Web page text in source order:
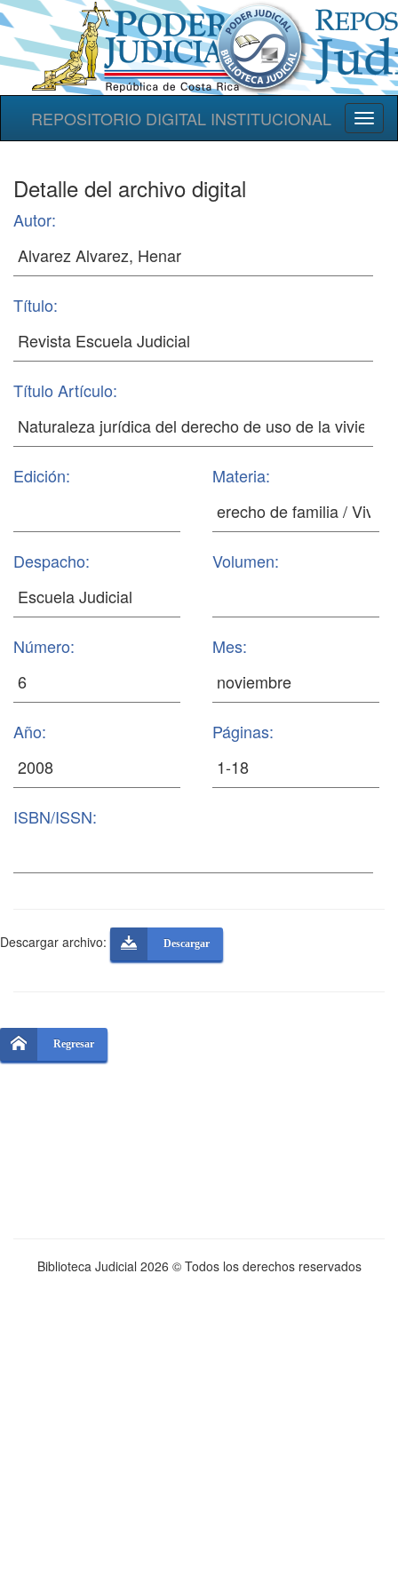
REPOSITORIO DIGITAL INSTITUCIONAL
Detalle del archivo digital
Autor:
Título:
Título Artículo:
Edición: Materia:
Despacho: Volumen:
Número: Mes:
Año: Páginas:
ISBN/ISSN:
Descargar archivo: Descargar
Regresar
Biblioteca Judicial 2026 © Todos los derechos reservados